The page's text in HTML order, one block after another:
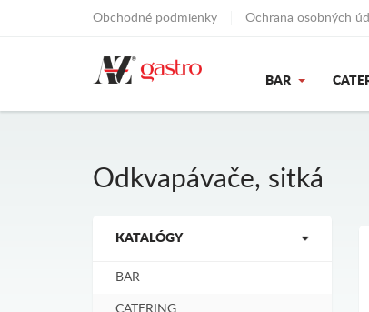
Obchodné podmienky Ochrana osobných
BAR
Odkvapávače, sitká
KATALÓGY
BAR
CATERING